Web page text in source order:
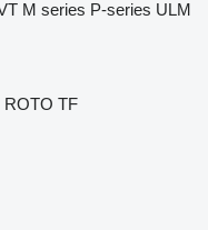
M series P-series ULM
ROTO TF